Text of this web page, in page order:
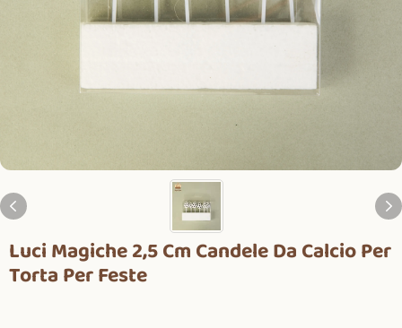
Luci Magiche 2,5 Cm Candele Da Calcio Per
Torta Per Feste